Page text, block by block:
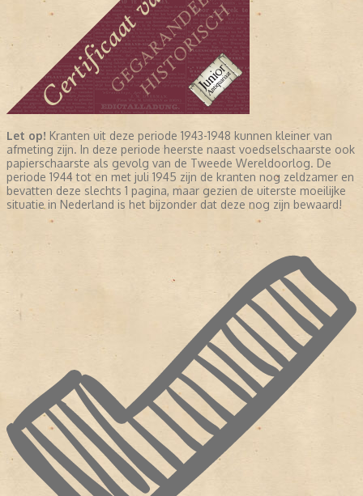
Let op! Kranten uit deze periode 1943-1948 kunnen kleiner van
afmeting zijn. In deze periode heerste naast voedselschaarste ook
papierschaarste als gevolg van de Tweede Wereldoorlog. De
periode 1944 tot en met juli 1945 zijn de kranten nog zeldzamer en
bevatten deze slechts 1 pagina, maar gezien de uiterste moeilijke
situatie in Nederland is het bijzonder dat deze nog zijn bewaard!